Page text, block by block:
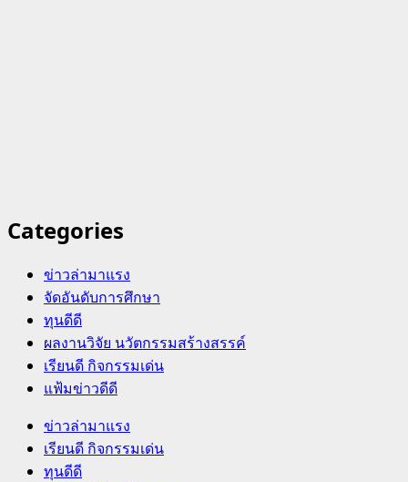
Categories
ข่าวล่ามาแรง
จัดอันดับการศึกษา
ทุนดีดี
ผลงานวิจัย นวัตกรรมสร้างสรรค์
เรียนดี กิจกรรมเด่น
แฟ้มข่าวดีดี
Primary
Menu
ข่าวล่ามาแรง
เรียนดี กิจกรรมเด่น
ทุนดีดี